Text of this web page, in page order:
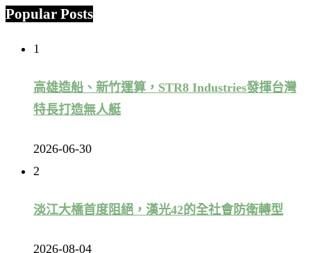
Popular Posts
1
高雄造船、新竹運算，STR8 Industries發揮台灣
特長打造無人艇
2026-06-30
2
淡江大橋首度阻絕，漢光42的全社會防衛轉型
2026-08-04